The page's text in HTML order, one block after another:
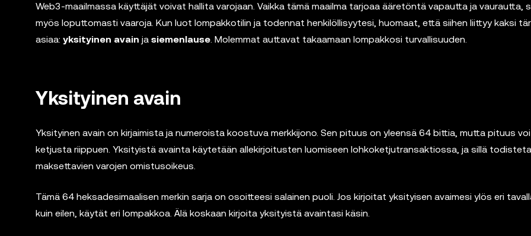
Web3-maailmassa käyttäjät voivat hallita varojaan. Vaikka tämä maailma tarjoaa ääretöntä vapautta ja vaurautta,
myös loputtomasti vaaroja. Kun luot lompakkotilin ja todennat henkilöllisyytesi, huomaat, että siihen liittyy kaksi
asiaa: yksityinen avain ja siemenlause. Molemmat auttavat takaamaan lompakkosi turvallisuuden.
Yksityinen avain
Yksityinen avain on kirjaimista ja numeroista koostuva merkkijono. Sen pituus on yleensä 64 bittia, mutta pituus
ketjusta riippuen. Yksityistä avainta käytetään allekirjoitusten luomiseen lohkoketjutransaktiossa, ja sillä
maksettavien varojen omistusoikeus.
Tämä 64 heksadesimaalisen merkin sarja on osoitteesi salainen puoli. Jos kirjoitat yksityisen avaimesi ylös eri
kuin eilen, käytät eri lompakkoa. Älä koskaan kirjoita yksityistä avaintasi käsin.